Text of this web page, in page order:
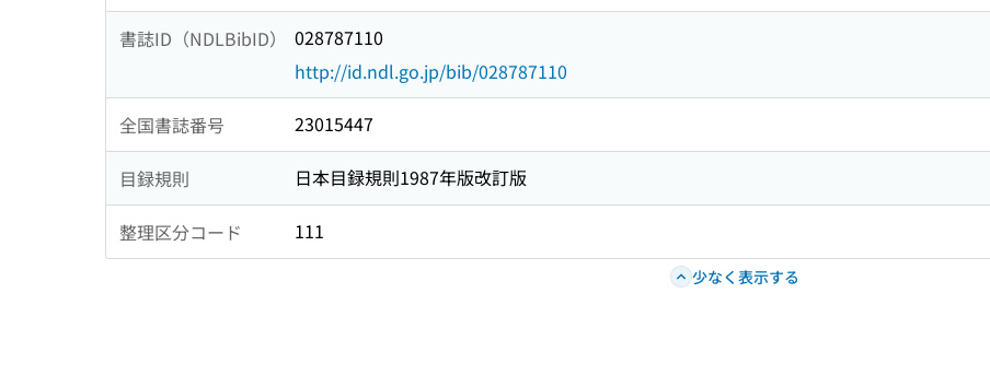
書誌ID（NDLBibID）
028787110
http://id.ndl.go.jp/bib/028787110
全国書誌番号 23015447
目録規則 日本目録規則1987年版改訂版
整理区分コード 111
少なく表示する